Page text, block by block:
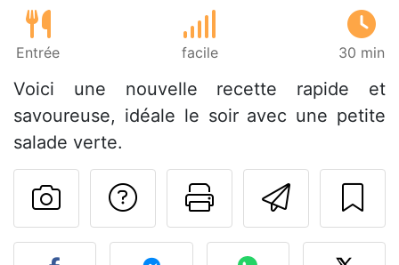
Entrée facile 30 min
Voici une nouvelle recette rapide et
savoureuse, idéale le soir avec une petite
salade verte.
Imprimer
Poser une
Publier votre photo de